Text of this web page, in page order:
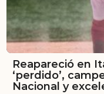
Reapareció en
‘perdido’,
Nacional y